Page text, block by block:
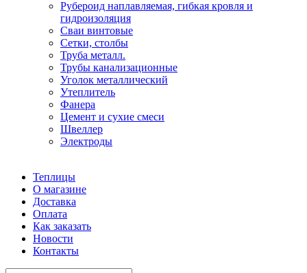
Рубероид наплавляемая, гибкая кровля и
гидроизоляция
Сваи винтовые
Сетки, столбы
Труба металл.
Трубы канализационные
Уголок металлический
Утеплитель
Фанера
Цемент и сухие смеси
Швеллер
Электроды
Теплицы
О магазине
Доставка
Оплата
Как заказать
Новости
Контакты